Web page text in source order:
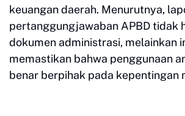
keuangan daerah. Menurutnya,
pertanggungjawaban APBD tidak
dokumen administrasi, melainkan
memastikan bahwa penggunaan
benar berpihak pada kepentingan